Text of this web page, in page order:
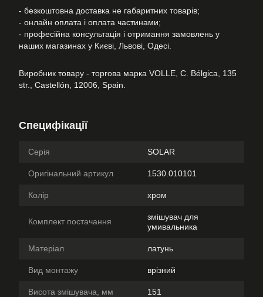
- безкоштовна доставка не габаритних товарів;
- онлайн оплата і оплата частинами;
- професійна консультація і отримання замовлень у
наших магазинах у Києві, Львові, Одесі.
Виробник товару - торгова марка VOLLE, C. Bélgica, 135
str., Castellón, 12006, Spain.
Специфікації
Серія SOLAR
Оригінальний артикул 1530.010101
Колір хром
Комплект постачання
змішувач для
умивальника
Матеріал латунь
Вид монтажу врізний
Висота змішувача, мм 151